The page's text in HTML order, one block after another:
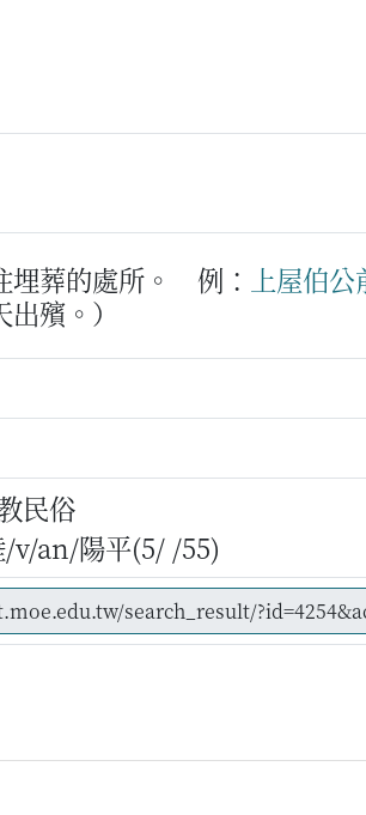
葬的處所。 例： 上屋伯公
殯。）
民俗
v/an/陽平(5/ /55)